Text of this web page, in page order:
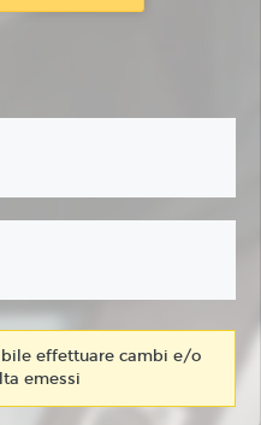
effettuare cambi e/o
emessi